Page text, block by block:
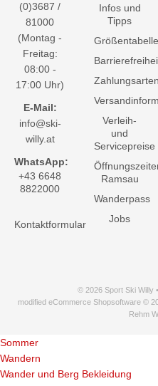
(0)3687 /
81000
(Montag -
Freitag:
08:00 -
17:00 Uhr)
E-Mail:
info@ski-
willy.at
WhatsApp:
+43 6648
8822000
Kontaktformular
Infos und
Tipps
Größentabelle
Zahlungsarten
Verleih-
und
Servicepreise
Ramsau
Wanderpass
Jobs
© 2026 Sport Ski Willy
modified eCommerce Shopsoftware ©
Rehm
Sommer
Wandern
Wander und Berg Bekleidung